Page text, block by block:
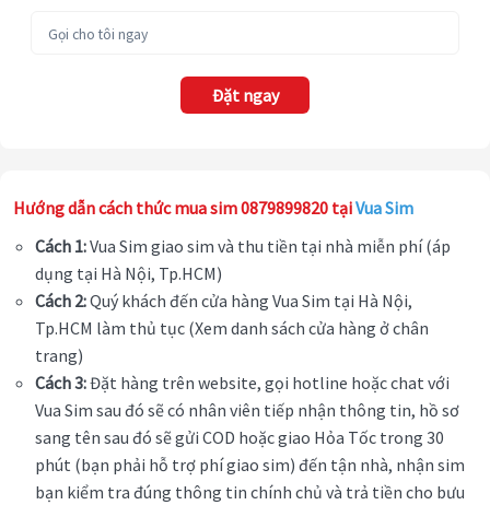
Đặt ngay
Hướng dẫn cách thức mua sim 0879899820 tạiVua Sim
Cách 1:Vua Sim giao sim và thu tiền tại nhà miễn phí (áp
dụng tại Hà Nội, Tp.HCM)
Cách 2:Quý khách đến cửa hàng Vua Sim tại Hà Nội,
Tp.HCM làm thủ tục (Xem danh sách cửa hàng ở chân
trang)
Cách 3:Đặt hàng trên website, gọi hotline hoặc chat với
Vua Sim sau đó sẽ có nhân viên tiếp nhận thông tin, hồ sơ
sang tên sau đó sẽ gửi COD hoặc giao Hỏa Tốc trong 30
phút (bạn phải hỗ trợ phí giao sim) đến tận nhà, nhận sim
bạn kiểm tra đúng thông tin chính chủ và trả tiền cho bưu